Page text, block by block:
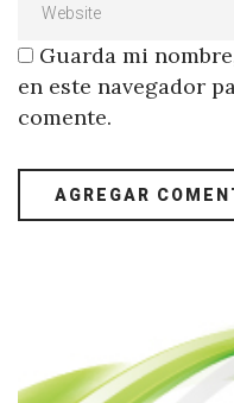
Guarda mi
en este navegador
comente.